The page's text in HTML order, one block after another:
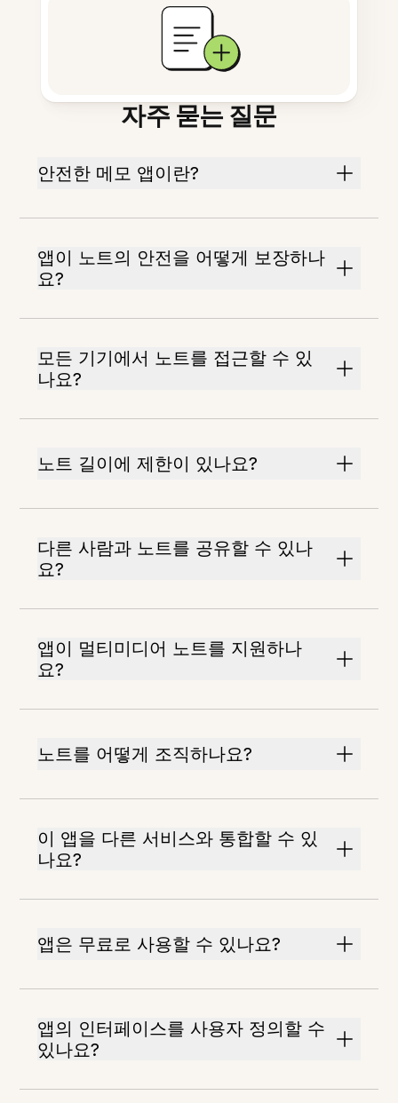
자주 묻는 질문
안전한 메모 앱이란?
앱이 노트의 안전을 어떻게 보장하나
요?
모든 기기에서 노트를 접근할 수 있
나요?
노트 길이에 제한이 있나요?
다른 사람과 노트를 공유할 수 있나
요?
앱이 멀티미디어 노트를 지원하나
요?
노트를 어떻게 조직하나요?
이 앱을 다른 서비스와 통합할 수 있
나요?
앱은 무료로 사용할 수 있나요?
앱의 인터페이스를 사용자 정의할 수
있나요?